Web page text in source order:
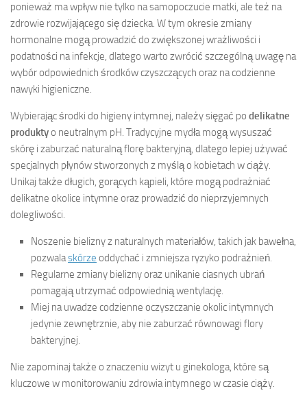
ponieważ ma wpływ nie tylko na samopoczucie matki, ale też na
zdrowie rozwijającego się dziecka. W tym okresie zmiany
hormonalne mogą prowadzić do zwiększonej wrażliwości i
podatności na infekcje, dlatego warto zwrócić szczególną uwagę na
wybór odpowiednich środków czyszczących oraz na codzienne
nawyki higieniczne.
Wybierając środki do higieny intymnej, należy sięgać po delikatne
produktyo neutralnym pH. Tradycyjne mydła mogą wysuszać
skórę i zaburzać naturalną florę bakteryjną, dlatego lepiej używać
specjalnych płynów stworzonych z myślą o kobietach w ciąży.
Unikaj także długich, gorących kąpieli, które mogą podrażniać
delikatne okolice intymne oraz prowadzić do nieprzyjemnych
dolegliwości.
Noszenie bielizny z naturalnych materiałów, takich jak bawełna,
pozwalaskórze oddychać i zmniejsza ryzyko podrażnień.
Regularne zmiany bielizny oraz unikanie ciasnych ubrań
pomagają utrzymać odpowiednią wentylację.
Miej na uwadze codzienne oczyszczanie okolic intymnych
jedynie zewnętrznie, aby nie zaburzać równowagi flory
bakteryjnej.
Nie zapominaj także o znaczeniu wizyt u ginekologa, które są
kluczowe w monitorowaniu zdrowia intymnego w czasie ciąży.